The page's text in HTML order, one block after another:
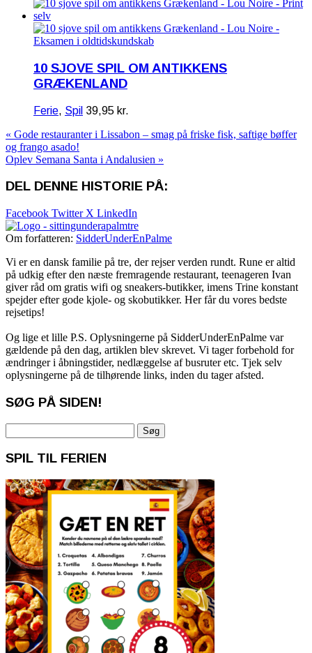
10 SJOVE SPIL OM ANTIKKENS
GRÆKENLAND
Ferie, Spil 39,95 kr.
« Gode restauranter i Lissabon – smag på friske fisk, saftige bøffer
og frango asado!
Oplev Semana Santa i Andalusien »
DEL DENNE HISTORIE PÅ:
Facebook Twitter X LinkedIn
Om forfatteren: SidderUnderEnPalme
Vi er en dansk familie på tre, der rejser verden rundt. Rune er altid
på udkig efter den næste fremragende restaurant, teenageren Ivan
giver råd om gratis wifi og sneakers-butikker, imens Trine konstant
spejder efter gode kjole- og skobutikker. Her får du vores bedste
rejsetips!
Og lige et lille P.S. Oplysningerne på SidderUnderEnPalme var
gældende på den dag, artiklen blev skrevet. Vi tager forbehold for
ændringer i åbningstider, nedlæggelse af busruter etc. Tjek selv
oplysningerne på de tilhørende links, inden du tager afsted.
SØG PÅ SIDEN!
efter:
SPIL TIL FERIEN